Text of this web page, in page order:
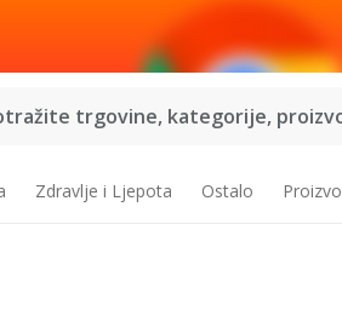
trgovine, kategorije,
Zdravlje i Ljepota Ostalo